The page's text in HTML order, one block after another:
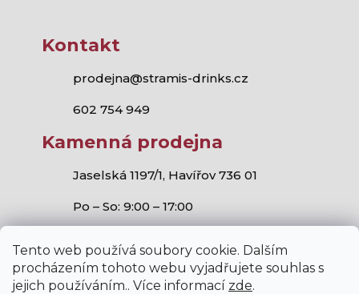
Tento web používá soubory cookie. Dalším
procházením tohoto webu vyjadřujete souhlas s
jejich používáním.. Více informací zde.
Kontakt
prodejna@stramis-drinks.cz
602 754 949
Kamenná prodejna
Jaselská 1197/1, Havířov 736 01
Po – So: 9:00 – 17:00